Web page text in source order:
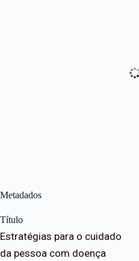
Metadados
Título
Estratégias para o cuidado
da pessoa com doença